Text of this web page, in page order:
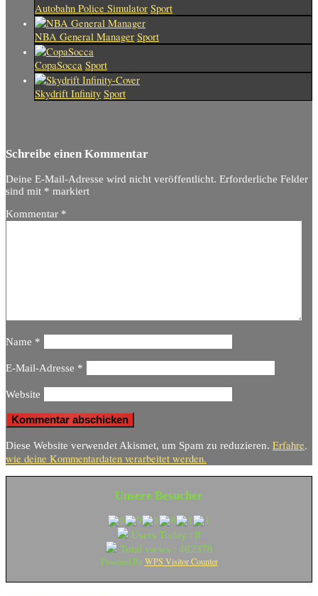
Autobahn Police Simulator Sport
NBA General Manager Sport
CopaSocca Sport
Skydrift Infinity Sport
Schreibe einen Kommentar
Deine E-Mail-Adresse wird nicht veröffentlicht. Erforderliche Felder
sind mit * markiert
Kommentar *
Name *
E-Mail-Adresse *
Website
Diese Website verwendet Akismet, um Spam zu reduzieren. Erfahre,
wie deine Kommentardaten verarbeitet werden.
Unsere Besucher
Users Today : 8
Total views : 462378
Powered By WPS Visitor Counter